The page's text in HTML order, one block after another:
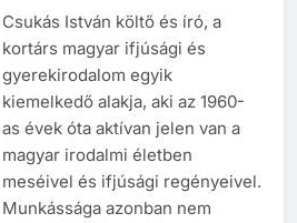
Csukás István költő és író, a
kortárs magyar ifjúsági és
gyerekirodalom egyik
kiemelkedő alakja, aki az 1960-
as évek óta aktívan jelen van a
magyar irodalmi életben
meséivel és ifjúsági regényeivel.
Munkássága azonban nem
TÖRTÉNELEM ÉRDEKESSÉGEK
A középkor titkai: Mi rejtőzött a
várak falai mögött?
MIKOR VOLT?
TÖRTÉNELEM ÉRDEKESSÉGEK